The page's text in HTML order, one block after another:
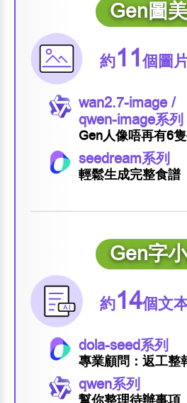
Gen圖
約11個圖
wan2.7-image /
qwen-image系列
Gen人像唔再有6
seedream系列
輕鬆生成完整食譜
Gen字
約14個文
dola-seed系列
專業顧問：返工整
qwen系列